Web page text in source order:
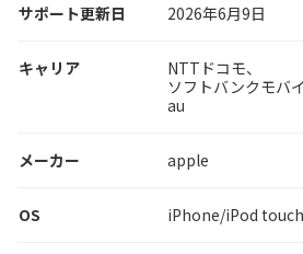
各種ダウンロード
サポート更新日 2026年6月9日
キャリア
NTTドコモ、
ソフトバンクモバイ
au
メーカー apple
OS iPhone/iPod